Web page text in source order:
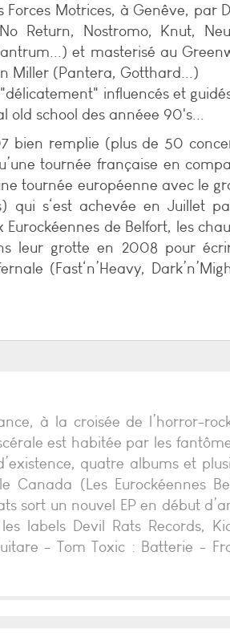
Forces Motrices, à Genêve, par
Return, Nostromo, Knut,
et masterisé au
Miller (Pantera, Gotthard...)
influencés et
old school des annéee 90's...
bien remplie (plus de 50
tournée française en
tournée européenne avec le
qui s‘est achevée en Juillet
de Belfort, les
leur grotte en 2008 pour
(Fast‘n’Heavy,
à la croisée de l’horror-
est habitée par les
quatre albums et
Canada (Les Eurockéennes
sort un nouvel EP en début
labels Devil Rats Records,
- Tom Toxic : Batterie -